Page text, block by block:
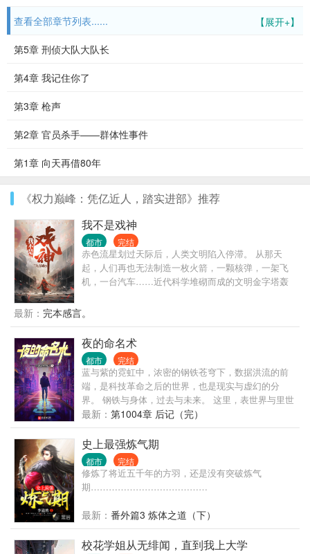
【展开+】
查看全部章节列表......
第5章 刑侦大队大队长
第4章 我记住你了
第3章 枪声
第2章 官员杀手——群体性事件
第1章 向天再借80年
《权力巅峰：凭亿近人，踏实进部》推荐
我不是戏神
都市 完结
赤色流星划过天际后，人类文明陷入停滞。 从那天
起，人们再也无法制造一枚火箭，一颗核弹，一架飞
机，一台汽车……近代科学堆砌而成的文明金字塔轰
拖入无序的深渊。 在这个时代，人命渺如尘埃； 在这
个时代，人类灿若星辰。 大厦将倾，有人见一戏子屹
立文明废墟之上，红帔似血，时笑时哭， 时代的帘幕
在他身后缓缓打开，他张开双臂，对着累累众生轻声
低语—— “好戏……开场。”
最新： 完本感言。
夜的命名术
都市 完结
蓝与紫的霓虹中，浓密的钢铁苍穹下，数据洪流的前
端，是科技革命之后的世界，也是现实与虚幻的分
界。 钢铁与身体，过去与未来。 这里，表世界与里世
界并存，面前的一切，像是时间之墙近在眼前。 黑暗
逐渐笼罩。 可你要明白啊我的朋友，我们不能用温柔
去应对黑暗，要用火。
最新： 第1004章 后记（完）
史上最强炼气期
都市 完结
修炼了将近五千年的方羽，还是没有突破炼气
期…………………………………
最新： 番外篇3 炼体之道（下）
校花学姐从无绯闻，直到我上大学